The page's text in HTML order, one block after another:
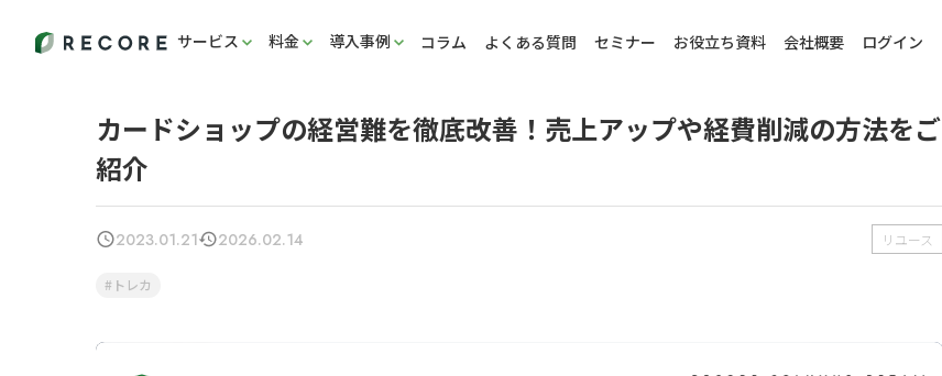
サービス 料金 導入事例 コラム よくある質問 セミナー お役立ち資料 会社概要 ログイン
カードショップの経営難を徹底改善！売上アップや経費削減の方法をご
紹介
2023.01.21 2026.02.14 リユース
トレカ